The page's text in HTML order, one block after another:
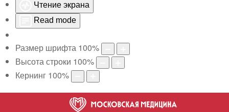
Чтение экрана
Read mode
Размер шрифта 100%
Высота строки 100%
Кернинг 100%